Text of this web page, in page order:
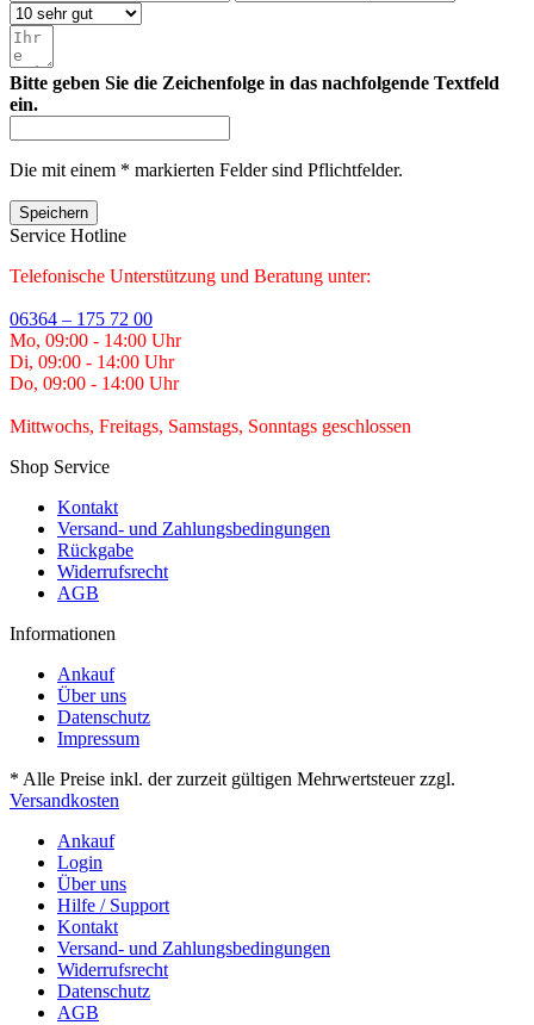
Bitte geben Sie die Zeichenfolge in das nachfolgende Textfeld
ein.
Die mit einem * markierten Felder sind Pflichtfelder.
Speichern
Service Hotline
Telefonische Unterstützung und Beratung unter:
06364 – 175 72 00
Mo, 09:00 - 14:00 Uhr
Di, 09:00 - 14:00 Uhr
Do, 09:00 - 14:00 Uhr
Mittwochs, Freitags, Samstags, Sonntags geschlossen
Shop Service
Kontakt
Versand- und Zahlungsbedingungen
Rückgabe
Widerrufsrecht
AGB
Informationen
Ankauf
Über uns
Datenschutz
Impressum
* Alle Preise inkl. der zurzeit gültigen Mehrwertsteuer zzgl.
Versandkosten
Ankauf
Login
Über uns
Hilfe / Support
Kontakt
Versand- und Zahlungsbedingungen
Widerrufsrecht
Datenschutz
AGB